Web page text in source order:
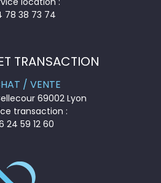
78 38 73 74
TRANSACTION
/ VENTE
69002 Lyon
transaction :
24 59 12 60